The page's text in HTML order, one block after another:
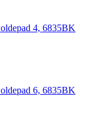
4, 6835BK
6, 6835BK